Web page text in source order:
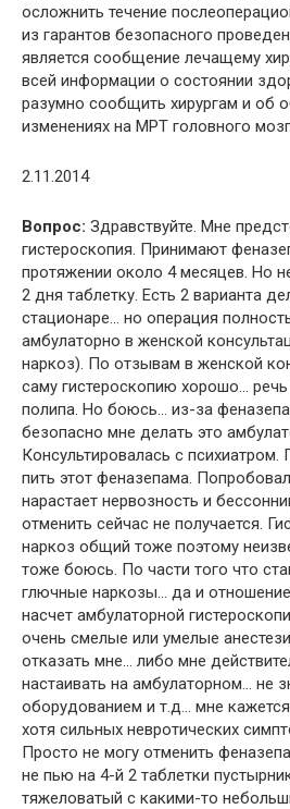
осложнить течение
из гарантов безопасного
является сообщение лечащему
всей информации о состоянии
разумно сообщить хирургам и об
изменениях на МРТ головного
2.11.2014
Вопрос: Здравствуйте. Мне
гистероскопия. Принимают
протяжении около 4 месяцев. Но
2 дня таблетку. Есть 2 варианта
стационаре… но операция
амбулаторно в женской
наркоз). По отзывам в женской
саму гистероскопию хорошо…
полипа. Но боюсь… из-за
безопасно мне делать это
Консультировалась с
пить этот феназепама.
нарастает нервозность и
отменить сейчас не получается.
наркоз общий тоже поэтому
тоже боюсь. По части того что
глючные наркозы… да и
насчет амбулаторной
очень смелые или умелые
отказать мне… либо мне
настаивать на амбулаторном… не
оборудованием и т.д… мне
хотя сильных невротических
Просто не могу отменить
не пью на 4-й 2 таблетки
тяжеловатый с какими-то